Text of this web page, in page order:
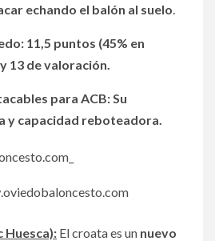
echando el balón al suelo.
11,5 puntos (45% en
13 de valoración.
para ACB: Su
y capacidad reboteadora.
Huesca): El croata es un nuevo